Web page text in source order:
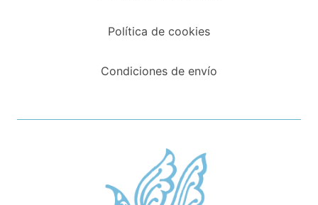
Política de cookies
Condiciones de envío